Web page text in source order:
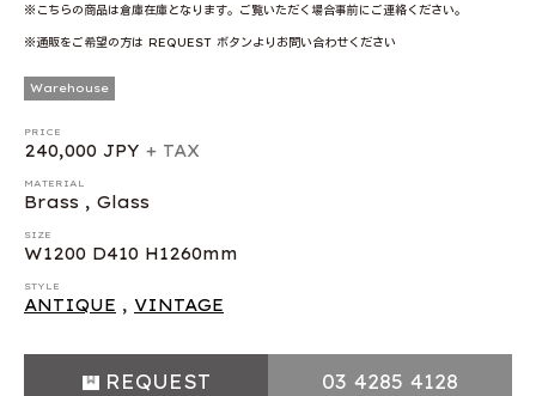
※こちらの商品は倉庫在庫となります。ご覧いただく場合事前にご連絡ください。
※通販をご希望の方は REQUEST ボタンよりお問い合わせください
Warehouse
PRICE
240,000 JPY + TAX
MATERIAL
Brass , Glass
SIZE
W1200 D410 H1260mm
STYLE
ANTIQUE , VINTAGE
REQUEST 03 4285 4128